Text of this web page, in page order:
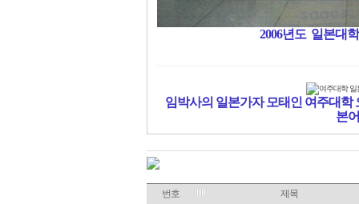
2006년도 일본대
임박사의 일본가자 모태인 여주대
본
번호 제목